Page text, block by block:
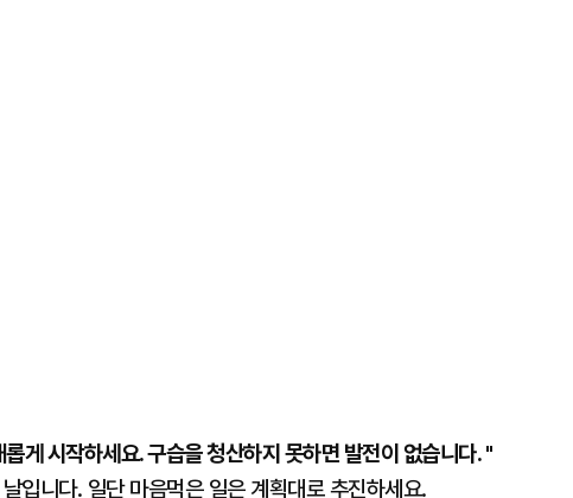
게 시작하세요. 구습을 청산하지 못하면 발전이 없습니다. "
입니다. 일단 마음먹은 일은 계획대로 추진하세요.